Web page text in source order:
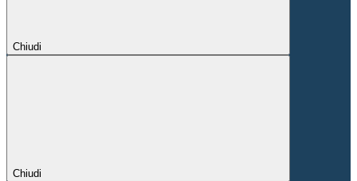
Chiudi
Chiudi